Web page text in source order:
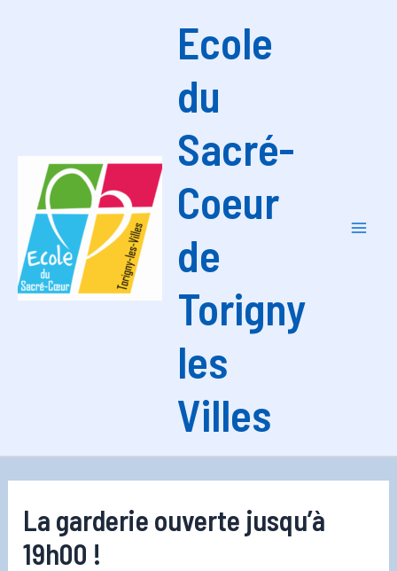
Ecole
du
Sacré-
Coeur
de
Torigny
les
Villes
La garderie ouverte jusqu’à
19h00 !